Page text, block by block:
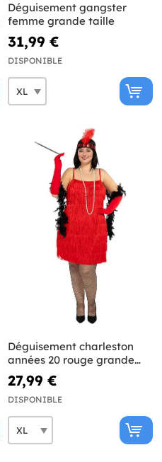
Déguisement gangster
femme grande taille
31,99 €
DISPONIBLE
Déguisement charleston
années 20 rouge grande
taille
27,99 €
DISPONIBLE